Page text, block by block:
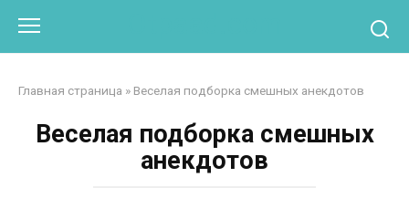
контенту
Главная страница » Веселая подборка смешных анекдотов
Веселая подборка смешных
анекдотов